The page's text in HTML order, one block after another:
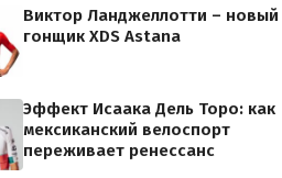
Виктор Ланджеллотти – новый
гонщик XDS Astana
Эффект Исаака Дель Торо: как
мексиканский велоспорт
переживает ренессанс